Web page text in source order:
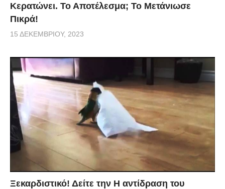
Κερατώνει. Το Αποτέλεσμα; Το Μετάνιωσε
Πικρά!
15 ΔΕΚΕΜΒΡΊΟΥ, 2023
Ξεκαρδιστικό! Δείτε την Η αντίδραση του